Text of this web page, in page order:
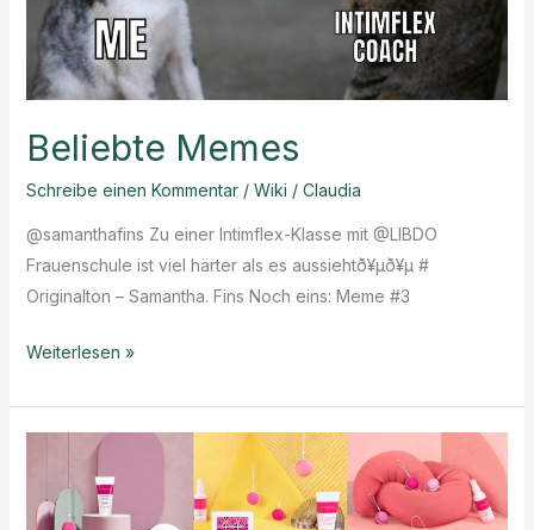
Beliebte Memes
Schreibe einen Kommentar / Wiki / Claudia
@samanthafins Zu einer Intimflex-Klasse mit @LIBDO
Frauenschule ist viel härter als es aussiehtð¥μð¥μ #
Originalton – Samantha. Fins Noch eins: Meme #3
Beliebte
Weiterlesen »